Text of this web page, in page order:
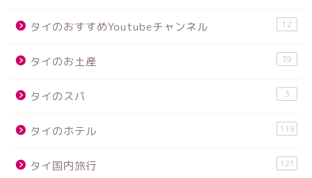
タイのおすすめYoutubeチャンネル 12
タイのお土産 39
タイのスパ 3
タイのホテル 119
タイ国内旅行 121